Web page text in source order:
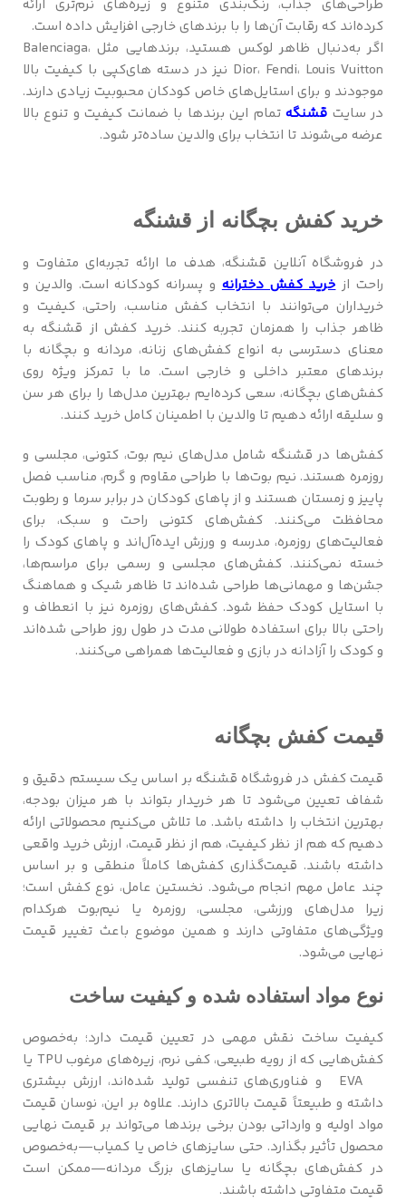
طراحی‌های جذاب، رنگ‌بندی متنوع و زیره‌های نرم‌تری ارائه
کرده‌اند که رقابت آن‌ها را با برندهای خارجی افزایش داده است.
اگر به‌دنبال ظاهر لوکس هستید، برندهایی مثل Balenciaga،
Dior، Fendi، Louis Vuitton نیز در دسته های‌کپی با کیفیت بالا
موجودند و برای استایل‌های خاص کودکان محبوبیت زیادی دارند.
در سایت قشنگهتمام این برندها با ضمانت کیفیت و تنوع بالا
عرضه می‌شوند تا انتخاب برای والدین ساده‌تر شود.
خرید کفش بچگانه از قشنگه
در فروشگاه آنلاین قشنگه، هدف ما ارائه تجربه‌ای متفاوت و
راحت ازخرید کفش دخترانهو پسرانه کودکانه است. والدین و
خریداران می‌توانند با انتخاب کفش مناسب، راحتی، کیفیت و
ظاهر جذاب را همزمان تجربه کنند. خرید کفش از قشنگه به
معنای دسترسی به انواع کفش‌های زنانه، مردانه و بچگانه با
برندهای معتبر داخلی و خارجی است. ما با تمرکز ویژه روی
کفش‌های بچگانه، سعی کرده‌ایم بهترین مدل‌ها را برای هر سن
و سلیقه ارائه دهیم تا والدین با اطمینان کامل خرید کنند.
کفش‌ها در قشنگه شامل مدل‌های نیم بوت، کتونی، مجلسی و
روزمره هستند. نیم بوت‌ها با طراحی مقاوم و گرم، مناسب فصل
پاییز و زمستان هستند و از پاهای کودکان در برابر سرما و رطوبت
محافظت می‌کنند. کفش‌های کتونی راحت و سبک، برای
فعالیت‌های روزمره، مدرسه و ورزش ایده‌آل‌اند و پاهای کودک را
خسته نمی‌کنند. کفش‌های مجلسی و رسمی برای مراسم‌ها،
جشن‌ها و مهمانی‌ها طراحی شده‌اند تا ظاهر شیک و هماهنگ
با استایل کودک حفظ شود. کفش‌های روزمره نیز با انعطاف و
راحتی بالا برای استفاده طولانی مدت در طول روز طراحی شده‌اند
و کودک را آزادانه در بازی و فعالیت‌ها همراهی می‌کنند.
قیمت کفش بچگانه
قیمت کفش در فروشگاه قشنگه بر اساس یک سیستم دقیق و
شفاف تعیین می‌شود تا هر خریدار بتواند با هر میزان بودجه،
بهترین انتخاب را داشته باشد. ما تلاش می‌کنیم محصولاتی ارائه
دهیم که هم از نظر کیفیت، هم از نظر قیمت، ارزش خرید واقعی
داشته باشند. قیمت‌گذاری کفش‌ها کاملاً منطقی و بر اساس
چند عامل مهم انجام می‌شود. نخستین عامل، نوع کفش است؛
زیرا مدل‌های ورزشی، مجلسی، روزمره یا نیم‌بوت هرکدام
ویژگی‌های متفاوتی دارند و همین موضوع باعث تغییر قیمت
نهایی می‌شود.
نوع مواد استفاده شده و کیفیت ساخت
کیفیت ساخت نقش مهمی در تعیین قیمت دارد؛ به‌خصوص
کفش‌هایی که از رویه طبیعی، کفی نرم، زیره‌های مرغوب TPU یا
EVA و فناوری‌های تنفسی تولید شده‌اند، ارزش بیشتری
داشته و طبیعتاً قیمت بالاتری دارند. علاوه بر این، نوسان قیمت
مواد اولیه و وارداتی بودن برخی برندها می‌تواند بر قیمت نهایی
محصول تأثیر بگذارد. حتی سایزهای خاص یا کمیاب—به‌خصوص
در کفش‌های بچگانه یا سایزهای بزرگ مردانه—ممکن است
قیمت متفاوتی داشته باشند.